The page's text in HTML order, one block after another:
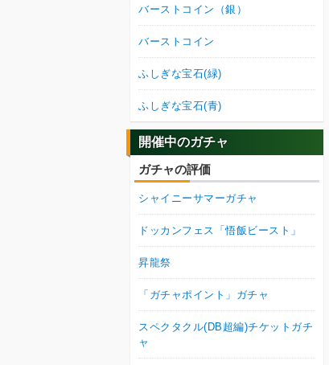
バーストコイン（銀）
バーストコイン
ふしぎな宝石(緑)
ふしぎな宝石(青)
開催中のガチャ
ガチャの評価
シャイニーサマーガチャ
ドッカンフェス「悟飯ビースト」
昇龍祭
「ガチャポイント」ガチャ
スペクタクル(DB超編)チケットガチ
ャ